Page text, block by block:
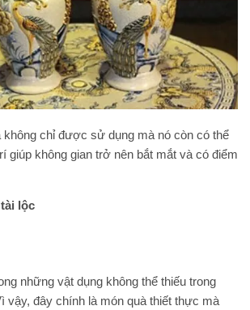
không chỉ được sử dụng mà nó còn có thể
giúp không gian trở nên bắt mắt và có điểm
lộc
những vật dụng không thể thiếu trong
vậy, đây chính là món quà thiết thực mà